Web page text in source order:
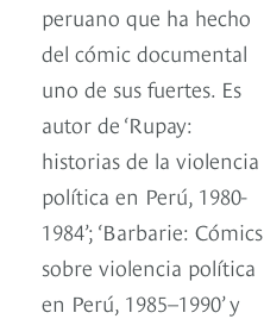
peruano que ha hecho
del cómic documental
uno de sus fuertes. Es
autor de ‘Rupay:
historias de la violencia
política en Perú, 1980-
1984’; ‘Barbarie: Cómics
sobre violencia política
en Perú, 1985–1990’ y